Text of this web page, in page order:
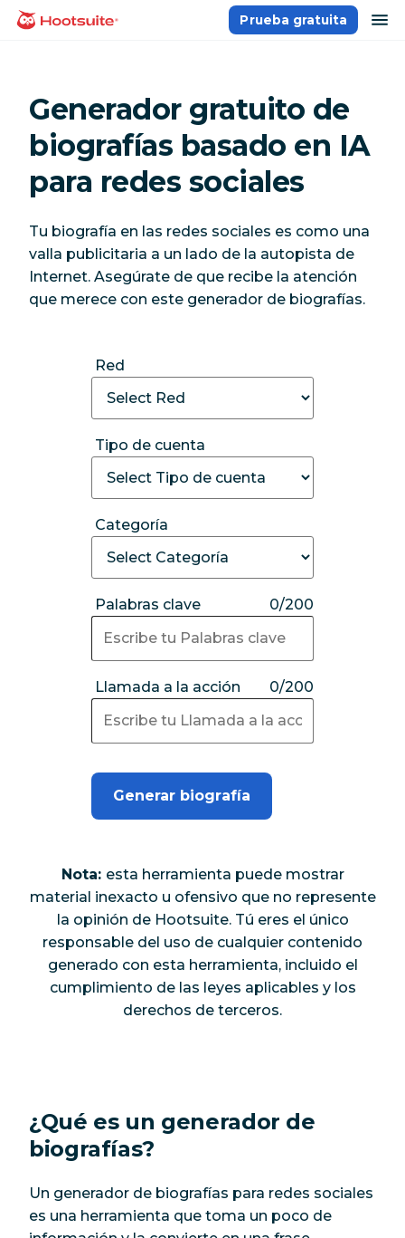
Saltar
Página principal
Prueba gratuita
Generador gratuito de
biografías basado en IA
para redes sociales
Tu biografía en las redes sociales es como una
valla publicitaria a un lado de la autopista de
Internet. Asegúrate de que recibe la atención
que merece con este generador de biografías.
Red
Tipo de cuenta
Categoría
Palabras clave 0/200
Llamada a la acción 0/200
Generar biografía
Nota: esta herramienta puede mostrar
material inexacto u ofensivo que no represente
la opinión de Hootsuite. Tú eres el único
responsable del uso de cualquier contenido
generado con esta herramienta, incluido el
cumplimiento de las leyes aplicables y los
derechos de terceros.
¿Qué es un generador de
biografías?
Un generador de biografías para redes sociales
es una herramienta que toma un poco de